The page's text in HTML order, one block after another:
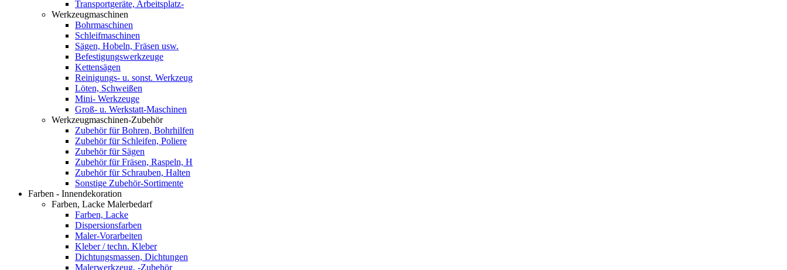
Transportgeräte, Arbeitsplatz-
Werkzeugmaschinen
Bohrmaschinen
Schleifmaschinen
Sägen, Hobeln, Fräsen usw.
Befestigungswerkzeuge
Kettensägen
Reinigungs- u. sonst. Werkzeug
Löten, Schweißen
Mini- Werkzeuge
Groß- u. Werkstatt-Maschinen
Werkzeugmaschinen-Zubehör
Zubehör für Bohren, Bohrhilfen
Zubehör für Schleifen, Poliere
Zubehör für Sägen
Zubehör für Fräsen, Raspeln, H
Zubehör für Schrauben, Halten
Sonstige Zubehör-Sortimente
Farben - Innendekoration
Farben, Lacke Malerbedarf
Farben, Lacke
Dispersionsfarben
Maler-Vorarbeiten
Kleber / techn. Kleber
Dichtungsmassen, Dichtungen
Malerwerkzeug, -Zubehör